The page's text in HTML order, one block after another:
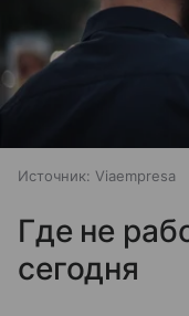
Источник: Viaempresa
Где не
сегодня